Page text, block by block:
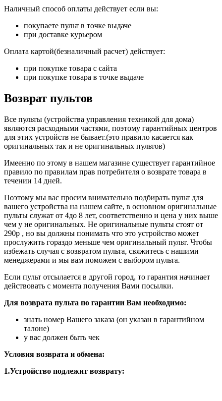
Наличный способ оплаты действует если вы:
покупаете пульт в точке выдаче
при доставке курьером
Оплата картой(безналичный расчет) действует:
при покупке товара с сайта
при покупке товара в точке выдаче
Возврат пультов
Все пульты (устройства управления техникой для дома)
являются расходными частями, поэтому гарантийных центров
для этих устройств не бывает.(это правило касается как
оригинальных так и не оригинальных пультов)
Имеенно по этому в нашем магазине существует гарантийное
правило по правилам прав потребителя о возврате товара в
течении 14 дней.
Поэтому мы вас просим внимательно подбирать пульт для
вашего устройства на нашем сайте, в основном оригинальные
пульты служат от 4до 8 лет, соответственно и цена у них выше
чем у не оригинальных. Не оригинальные пульты стоят от
290р , но вы должны понимать что это устройство может
прослужить гораздо меньше чем оригинальный пульт. Чтобы
избежать случая с возвратом пульта, свяжитесь с нашими
менеджерами и мы вам поможем с выбором пульта.
Если пульт отсылается в другой город, то гарантия начинает
действовать с момента получения Вами посылки.
Для возврата пульта по гарантии Вам необходимо:
знать номер Вашего заказа (он указан в гарантийном
талоне)
у вас должен быть чек
Условия возврата и обмена:
1.Устройство подлежит возврату: